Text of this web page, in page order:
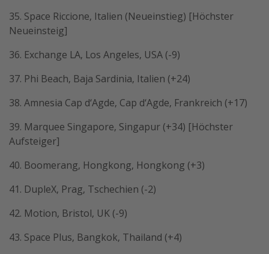
35. Space Riccione, Italien (Neueinstieg) [Höchster
Neueinsteig]
36. Exchange LA, Los Angeles, USA (-9)
37. Phi Beach, Baja Sardinia, Italien (+24)
38. Amnesia Cap d‘Agde, Cap d‘Agde, Frankreich (+17)
39. Marquee Singapore, Singapur (+34) [Höchster
Aufsteiger]
40. Boomerang, Hongkong, Hongkong (+3)
41. DupleX, Prag, Tschechien (-2)
42. Motion, Bristol, UK (-9)
43. Space Plus, Bangkok, Thailand (+4)